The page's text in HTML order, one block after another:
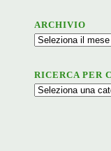
ARCHIVIO
Archivio
RICERCA PER
Ricerca